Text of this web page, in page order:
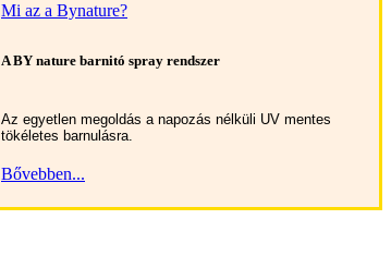
Mi az a Bynature?
A BY nature barnitó spray rendszer
Az egyetlen megoldás a napozás nélküli UV mentes
tökéletes barnulásra.
Bővebben...